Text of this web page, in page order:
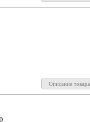
Описание товара